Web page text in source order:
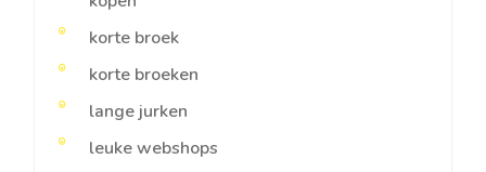
korte broek
korte broeken
lange jurken
leuke webshops